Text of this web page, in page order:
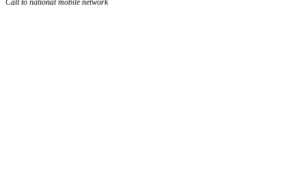
Call to national mobile network